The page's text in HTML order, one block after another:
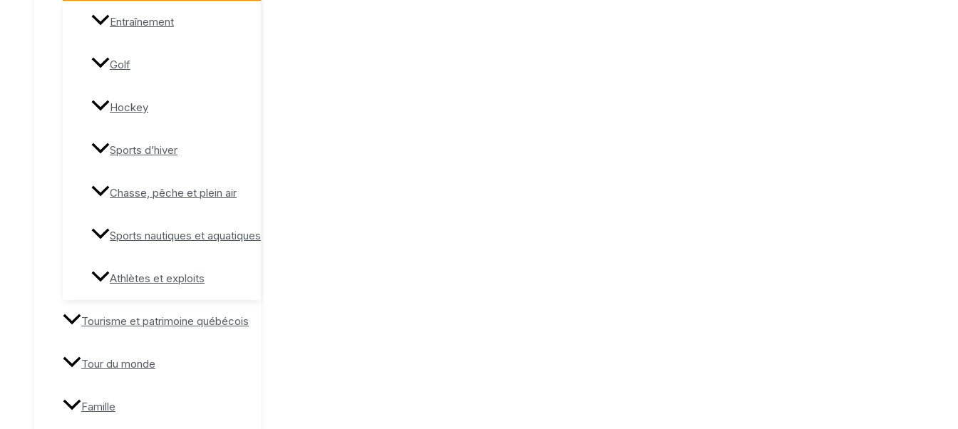
Entraînement
Golf
Hockey
Sports d’hiver
Chasse, pêche et plein air
Sports nautiques et aquatiques
Athlètes et exploits
Tourisme et patrimoine québécois
Tour du monde
Famille